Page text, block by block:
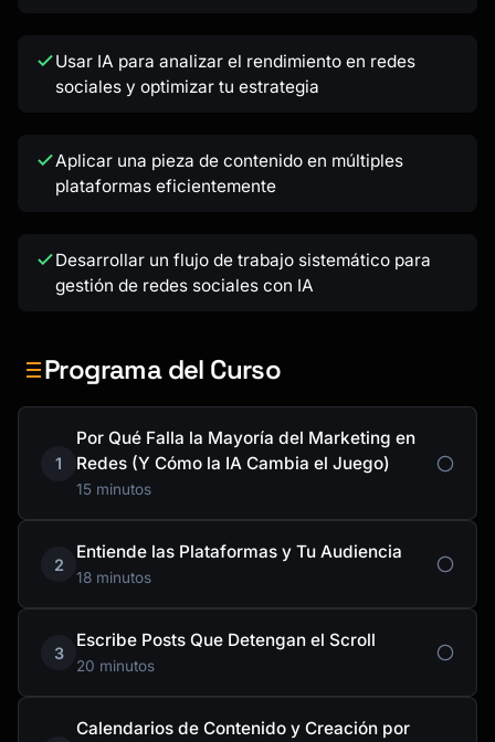
Usar IA para analizar el rendimiento en redes
sociales y optimizar tu estrategia
Aplicar una pieza de contenido en múltiples
plataformas eficientemente
Desarrollar un flujo de trabajo sistemático para
gestión de redes sociales con IA
Programa del Curso
1
Por Qué Falla la Mayoría del Marketing en
Redes (Y Cómo la IA Cambia el Juego)
15 minutos
2
Entiende las Plataformas y Tu Audiencia
18 minutos
3
Escribe Posts Que Detengan el Scroll
20 minutos
Calendarios de Contenido y Creación por